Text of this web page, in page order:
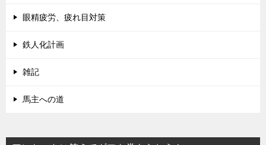
眼精疲労、疲れ目対策
鉄人化計画
雑記
馬主への道